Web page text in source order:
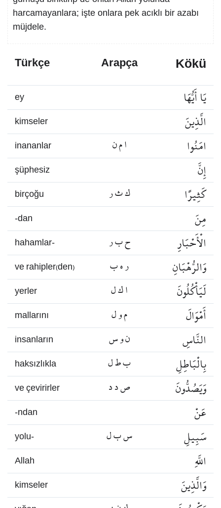
harcamayanlara; işte onlara pek acıklı bir azabı
müjdele.
Türkçe Arapça Kökü
ey يَا أَيُّهَا
kimseler الَّذِينَ
inananlar ا م ن امَنُوا
şüphesiz إِنَّ
birçoğu ك ث ر كَثِيرًا
-dan مِنَ
hahamlar- ح ب ر الْأَحْبَارِ
ve rahipler(den) ر ه ب وَالرُّهْبَانِ
yerler ا ك ل لَيَأْكُلُونَ
mallarını م و ل أَمْوَالَ
insanların ن و س النَّاسِ
haksızlıkla ب ط ل بِالْبَاطِلِ
ve çevirirler ص د د وَيَصُدُّونَ
-ndan عَنْ
yolu- س ب ل سَبِيلِ
Allah اللَّهِ
kimseler وَالَّذِينَ